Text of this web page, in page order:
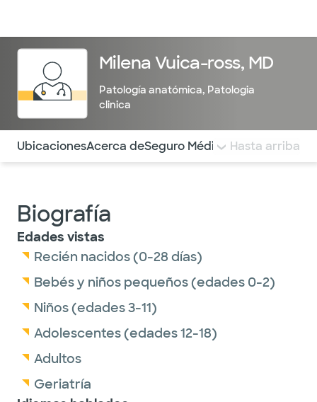
Milena Vuica-ross, MD
Patología anatómica, Patologia
clinica
Utilice esta navegación para saltar rápidamente a
UbicacionesAcerca deSeguro Médico COMENTARIOS
Hasta arriba
Biografía
Edades vistas
Recién nacidos (0-28 días)
Bebés y niños pequeños (edades 0-2)
Niños (edades 3-11)
Adolescentes (edades 12-18)
Adultos
Geriatría